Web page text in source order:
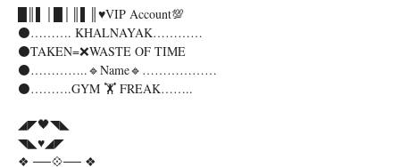
█║▌│█│║▌║♥️VIP Account💯
⚫️………. KHALNAYAK…………
⚫️TAKEN=❌WASTE OF TIME
⚫️…………..🔹Name🔹………………
⚫️……….GYM 🏋️ FREAK……..
◢◤🖤◥◣
◥◣♥️◢◤
❖ ──💠── ❖